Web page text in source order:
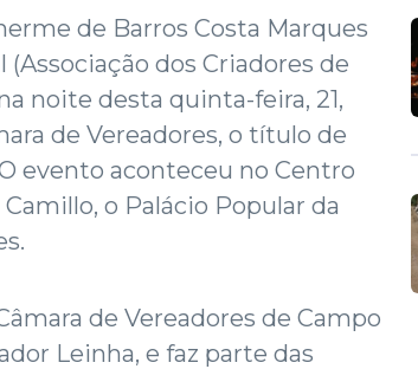
de Barros Costa Marques
dos Criadores de
noite desta quinta-feira, 21,
de Vereadores, o título de
evento aconteceu no Centro
o Palácio Popular da
de Vereadores de Campo
Leinha, e faz parte das